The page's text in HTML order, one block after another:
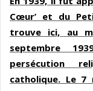
Cœur’ et du
trouve ici, au
septembre
persécution
catholique. Le 7